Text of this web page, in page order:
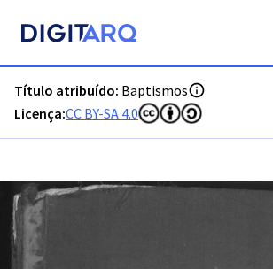
Título atribuído: Baptismos
Licença:CC BY-SA 4.0